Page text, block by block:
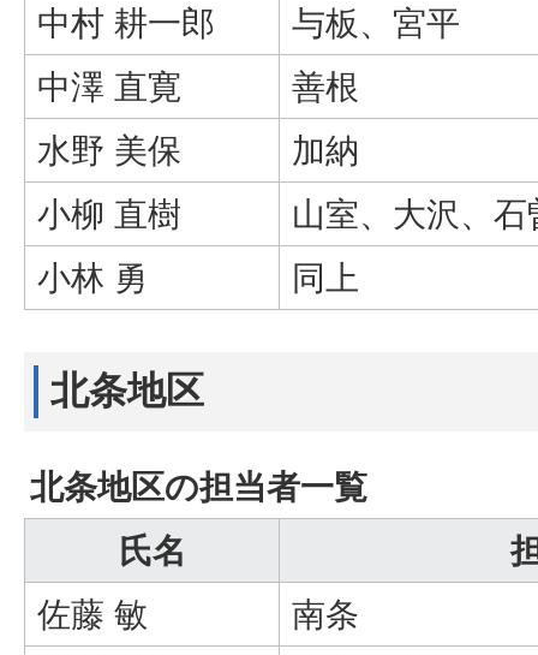
中村 耕一郎
与板、宮平
中澤 直寛
善根
水野 美保
加納
小柳 直樹
山室、大沢、
小林 勇
同上
北条地区
北条地区の担当者一覧
氏名
佐藤 敏
南条